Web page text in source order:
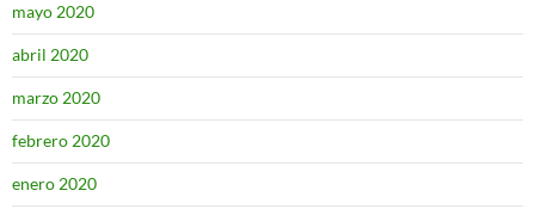
mayo 2020
abril 2020
marzo 2020
febrero 2020
enero 2020